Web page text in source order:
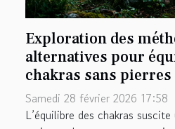
Exploration des
alternatives pour
chakras sans pierres
Samedi 28 février 2026 17:58
L’équilibre des chakras